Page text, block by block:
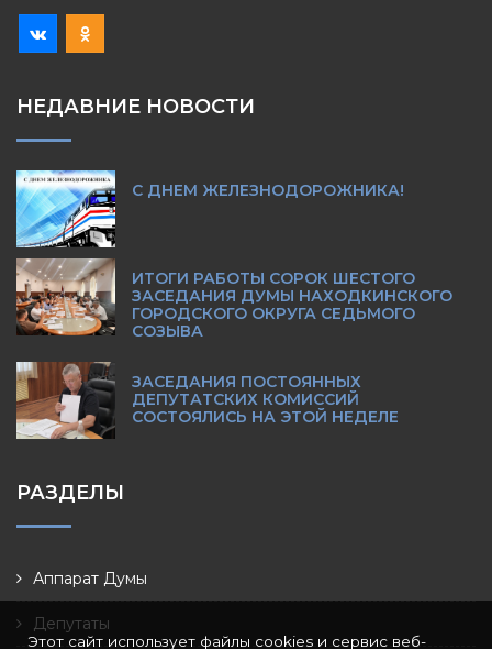
НЕДАВНИЕ НОВОСТИ
С ДНЕМ ЖЕЛЕЗНОДОРОЖНИКА!
ИТОГИ РАБОТЫ СОРОК ШЕСТОГО
ЗАСЕДАНИЯ ДУМЫ НАХОДКИНСКОГО
ГОРОДСКОГО ОКРУГА СЕДЬМОГО
СОЗЫВА
ЗАСЕДАНИЯ ПОСТОЯННЫХ
ДЕПУТАТСКИХ КОМИССИЙ
СОСТОЯЛИСЬ НА ЭТОЙ НЕДЕЛЕ
РАЗДЕЛЫ
Аппарат Думы
Депутаты
Этот сайт использует файлы cookies и сервис веб-